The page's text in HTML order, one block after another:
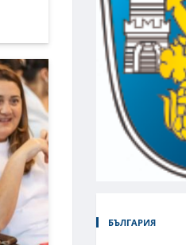
БЪЛГАРИЯ